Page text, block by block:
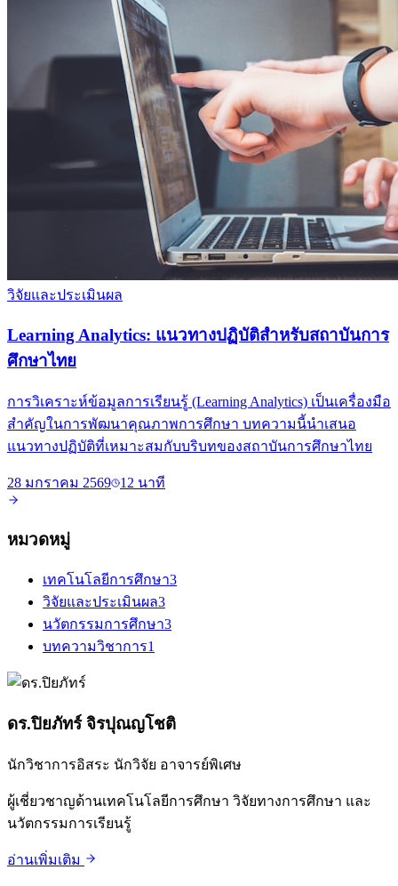
วิจัยและประเมินผล
Learning Analytics: แนวทางปฏิบัติสำหรับสถาบันการ
ศึกษาไทย
การวิเคราะห์ข้อมูลการเรียนรู้ (Learning Analytics) เป็นเครื่องมือ
สำคัญในการพัฒนาคุณภาพการศึกษา บทความนี้นำเสนอ
แนวทางปฏิบัติที่เหมาะสมกับบริบทของสถาบันการศึกษาไทย
28 มกราคม 2569 12 นาที
หมวดหมู่
เทคโนโลยีการศึกษา3
วิจัยและประเมินผล3
นวัตกรรมการศึกษา3
บทความวิชาการ1
ดร.ปิยภัทร์ จิรปุณญโชติ
นักวิชาการอิสระ นักวิจัย อาจารย์พิเศษ
ผู้เชี่ยวชาญด้านเทคโนโลยีการศึกษา วิจัยทางการศึกษา และ
นวัตกรรมการเรียนรู้
อ่านเพิ่มเติม